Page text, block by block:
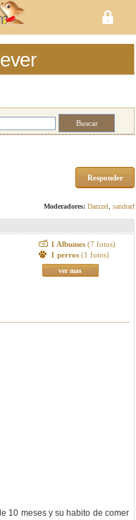
Responder
Moderadores: Damzel sandrarf
1 Albumes (7 fotos)
1 perros (1 fotos)
ver mas
10 meses y su habito de comer